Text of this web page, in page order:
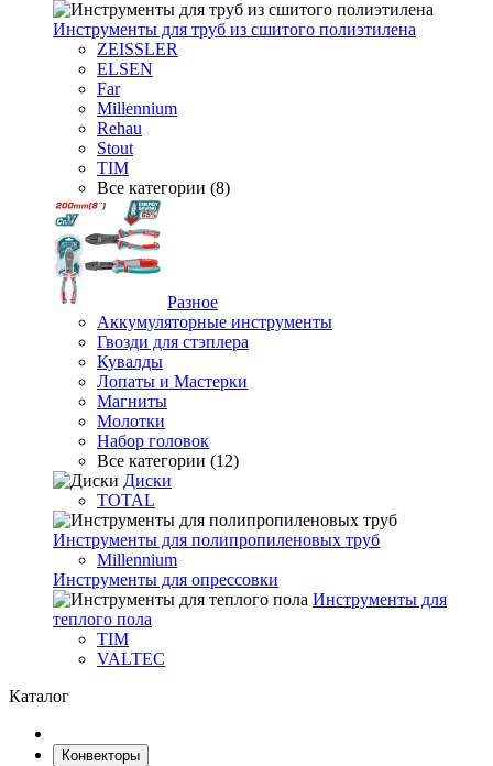
Инструменты для труб из сшитого полиэтилена
ZEISSLER
ELSEN
Far
Millennium
Rehau
Stout
TIM
Все категории (8)
Разное
Аккумуляторные инструменты
Гвозди для стэплера
Кувалды
Лопаты и Мастерки
Магниты
Молотки
Набор головок
Все категории (12)
Диски
TOTAL
Инструменты для полипропиленовых труб
Millennium
Инструменты для опрессовки
Инструменты для
теплого пола
TIM
VALTEC
Каталог
Конвекторы